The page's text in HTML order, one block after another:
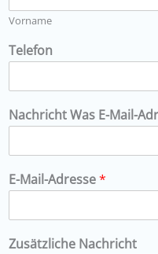
Vorname
Telefon
Nachricht Was E-Mail-
E-Mail-Adresse*
Zusätzliche Nachricht